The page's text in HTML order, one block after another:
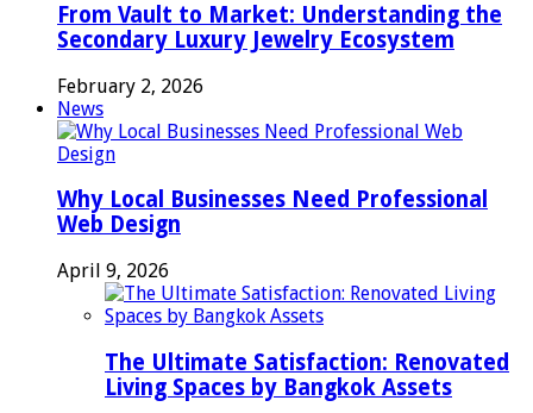
From Vault to Market: Understanding the
Secondary Luxury Jewelry Ecosystem
February 2, 2026
News
Why Local Businesses Need Professional
Web Design
April 9, 2026
The Ultimate Satisfaction: Renovated
Living Spaces by Bangkok Assets